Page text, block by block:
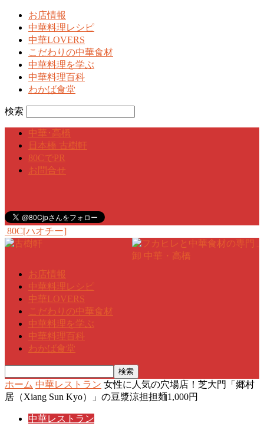
お店情報
中華料理レシピ
中華LOVERS
こだわりの中華食材
中華料理を学ぶ
中華料理百科
わかば食堂
検索
中華･高橋
日本橋 古樹軒
80CでPR
お問合せ
80C[ハオチー]
お店情報
中華料理レシピ
中華LOVERS
こだわりの中華食材
中華料理を学ぶ
中華料理百科
わかば食堂
ホーム 中華レストラン 女性に人気の穴場店！芝大門「郷村
居（Xiang Sun Kyo）」の豆漿涼担担麺1,000円
中華レストラン